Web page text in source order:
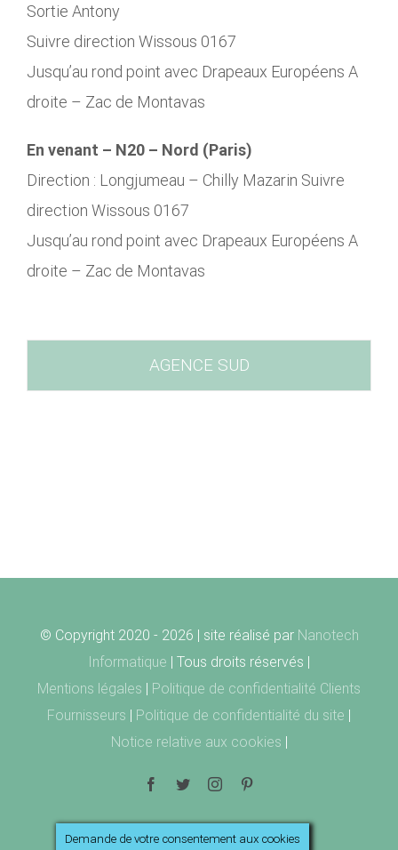
Sortie Antony
Suivre direction Wissous 0167
Jusqu’au rond point avec Drapeaux Européens A
droite – Zac de Montavas
En venant – N20 – Nord (Paris)
Direction : Longjumeau – Chilly Mazarin Suivre
direction Wissous 0167
Jusqu’au rond point avec Drapeaux Européens A
droite – Zac de Montavas
AGENCE SUD
© Copyright 2020 - 2026 | site réalisé par Nanotech
Informatique | Tous droits réservés |
Mentions légales | Politique de confidentialité Clients
Fournisseurs | Politique de confidentialité du site |
Notice relative aux cookies |
Facebook
TwitterInstagram
Demande de votre consentement aux cookies